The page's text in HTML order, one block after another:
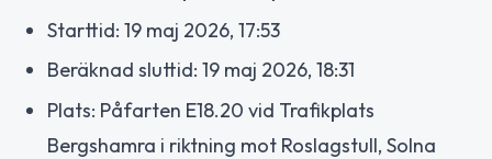
Starttid: 19 maj 2026, 17:53
Beräknad sluttid: 19 maj 2026, 18:31
Plats: Påfarten E18.20 vid Trafikplats
Bergshamra i riktning mot Roslagstull, Solna